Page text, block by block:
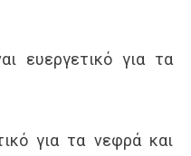
ευεργετικό για τα
για τα νεφρά και